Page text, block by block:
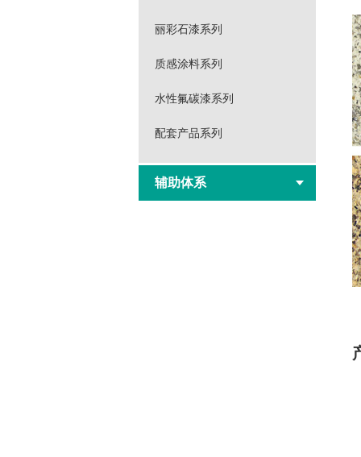
丽彩石漆系列
质感涂料系列
水性氟碳漆系列
配套产品系列
辅助体系